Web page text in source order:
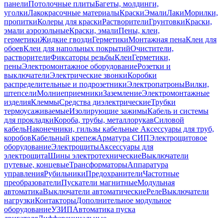
панелиПотолочные плитыБагеты, молдинги,
уголкиЛакокрасочные материалыКраскиЭмалиЛакиМорилки,
пропиткиКолеры для краскиРастворителиГрунтовкиКраски,
эмали аэрозольныеКраски, эмалиПены, клеи,
герметикиЖидкие гвоздиГерметикиМонтажная пенаКлеи для
обоевКлеи для напольных покрытийОчистители,
растворителиФиксаторы резьбыКлеиГерметики,
пеныЭлектромонтажное оборудованиеРозетки и
выключателиЭлектрические звонкиКоробки
распределительные и подрозетникиЭлектропатроныВилки,
штепселиМолниеприемникиЗаземлениеЭлектромонтажные
изделияКлеммыСредства диэлектрическиеТрубки
термоусаживаемыеИзолирующие зажимыКабель и системы
для прокладкиКороба, трубы, металлорукавСиловой
кабельНаконечники, гильзы кабельные Аксессуары для труб,
коробовКабельный крепежАрматура СИПЭлектрощитовое
оборудованиеЭлектрощитыАксессуары для
электрощитаШины электротехническиеВыключатели
путевые, концевыеТрансформаторыАппаратура
управленияРубильникиПредохранителиЧастотные
преобразователиПускатели магнитныеМодульная
автоматикаВыключатели автоматическиеРелеВыключатели
нагрузкиКонтакторыДополнительное модульное
оборудованиеУЗИПАвтоматика пуска